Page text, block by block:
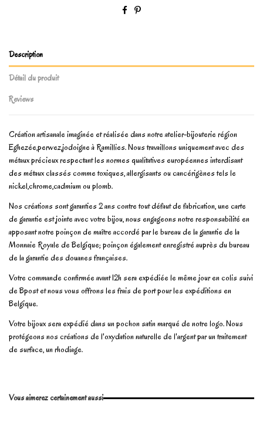
Description
Détail du produit
Reviews
Création artisanale imaginée et réalisée dans notre atelier-bijouterie région
Eghezée,perwez,jodoigne à Ramillies. Nous travaillons uniquement avec des
métaux précieux respectant les normes qualitatives européennes interdisant
des métaux classés comme toxiques, allergisants ou cancérigènes tels le
nickel,chrome,cadmium ou plomb.
Nos créations sont garanties 2 ans contre tout défaut de fabrication, une carte
de garantie est jointe avec votre bijou, nous engageons notre responsabilité en
apposant notre poinçon de maître accordé par le bureau de la garantie de la
Monnaie Royale de Belgique; poinçon également enregistré auprès du bureau
de la garantie des douanes françaises.
Votre commande confirmée avant 12h sera expédiée le même jour en colis suivi
de Bpost et nous vous offrons les frais de port pour les expéditions en
Belgique.
Votre bijoux sera expédié dans un pochon satin marqué de notre logo. Nous
protégeons nos créations de l'oxydation naturelle de l'argent par un traitement
de surface, un rhodiage.
Marque
Vous aimerez certainement aussi